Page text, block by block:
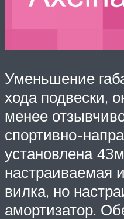
Уменьшение
хода подвески,
менее
спортивно-
установлена
настраиваемая
вилка, но
амортизатор.